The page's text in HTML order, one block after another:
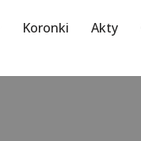
Koronki Akty